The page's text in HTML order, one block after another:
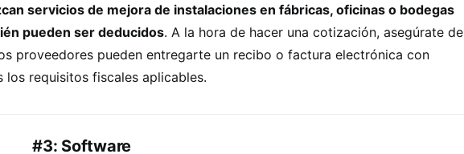
servicios de mejora de instalaciones en fábricas, oficinas o bodegas
pueden ser deducidos. A la hora de hacer una cotización, asegúrate de
proveedores pueden entregarte un recibo o factura electrónica con
los requisitos fiscales aplicables.
#3: Software